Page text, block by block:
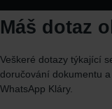
Máš dotaz
Veškeré dotazy týkající
doručování dokumentu
WhatsApp Kláry.